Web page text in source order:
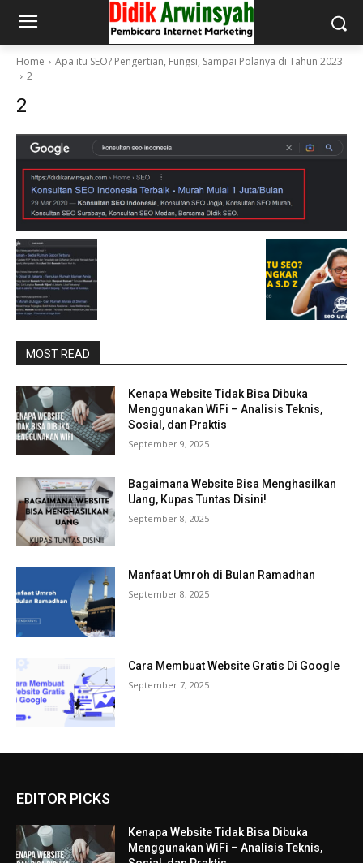
Home
Apa itu SEO? Pengertian, Fungsi, Sampai Polanya di Tahun 2023
2
2
MOST READ
Kenapa Website Tidak Bisa Dibuka
Menggunakan WiFi – Analisis Teknis,
Sosial, dan Praktis
September 9, 2025
Bagaimana Website Bisa Menghasilkan
Uang, Kupas Tuntas Disini!
September 8, 2025
Manfaat Umroh di Bulan Ramadhan
September 8, 2025
Cara Membuat Website Gratis Di Google
September 7, 2025
EDITOR PICKS
Kenapa Website Tidak Bisa Dibuka
Menggunakan WiFi – Analisis Teknis,